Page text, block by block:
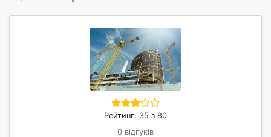
Рейтинг: 35 з 80
0 відгуків